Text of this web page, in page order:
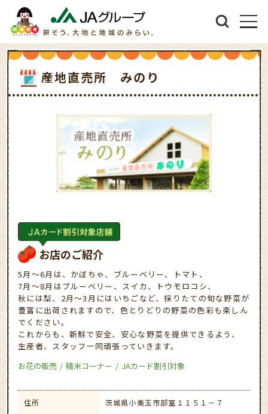
産地直売所 みのり
お店のご紹介
5月～6月は、かぼちゃ、ブルーベリー、トマト、
7月～8月はブルーベリー、スイカ、トウモロコシ、
秋には梨、2月～3月にはいちごなど、採りたての旬な野菜が
豊富に出荷されますので、色とりどりの野菜の色彩も楽しん
でください。
これからも、新鮮で安全、安心な野菜を提供できるよう、
生産者、スタッフ一同頑張っていきます。
お花の販売
精米コーナー JAカード割引対象
住所 茨城県小美玉市部室１１５１－７